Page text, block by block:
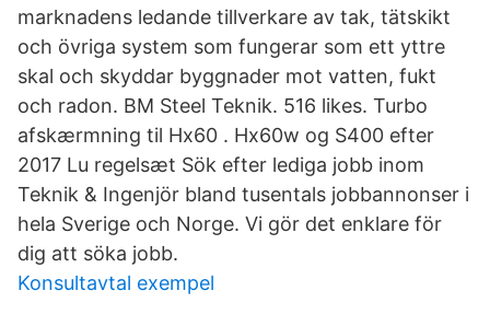
marknadens ledande tillverkare av tak, tätskikt
och övriga system som fungerar som ett yttre
skal och skyddar byggnader mot vatten, fukt
och radon. BM Steel Teknik. 516 likes. Turbo
afskærmning til Hx60 . Hx60w og S400 efter
2017 Lu regelsæt Sök efter lediga jobb inom
Teknik & Ingenjör bland tusentals jobbannonser i
hela Sverige och Norge. Vi gör det enklare för
dig att söka jobb.
Konsultavtal exempel